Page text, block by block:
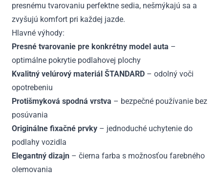
presnému tvarovaniu perfektne sedia, nešmýkajú sa a
zvyšujú komfort pri každej jazde.
Hlavné výhody:
Presné tvarovanie pre konkrétny model auta –
optimálne pokrytie podlahovej plochy
Kvalitný velúrový materiál ŠTANDARD – odolný voči
opotrebeniu
Protišmyková spodná vrstva – bezpečné používanie bez
posúvania
Originálne fixačné prvky – jednoduché uchytenie do
podlahy vozidla
Elegantný dizajn – čierna farba s možnosťou farebného
olemovania